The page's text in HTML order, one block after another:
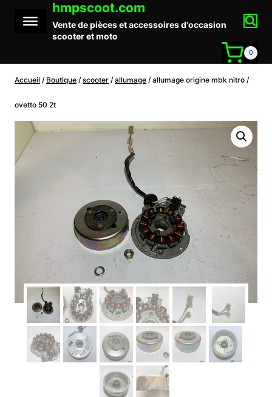
contenu
hmpscoot.com
Vente de pièces et accessoires d'occasion
scooter et moto
0
Accueil / Boutique / scooter / allumage / allumage origine mbk nitro /
ovetto 50 2t